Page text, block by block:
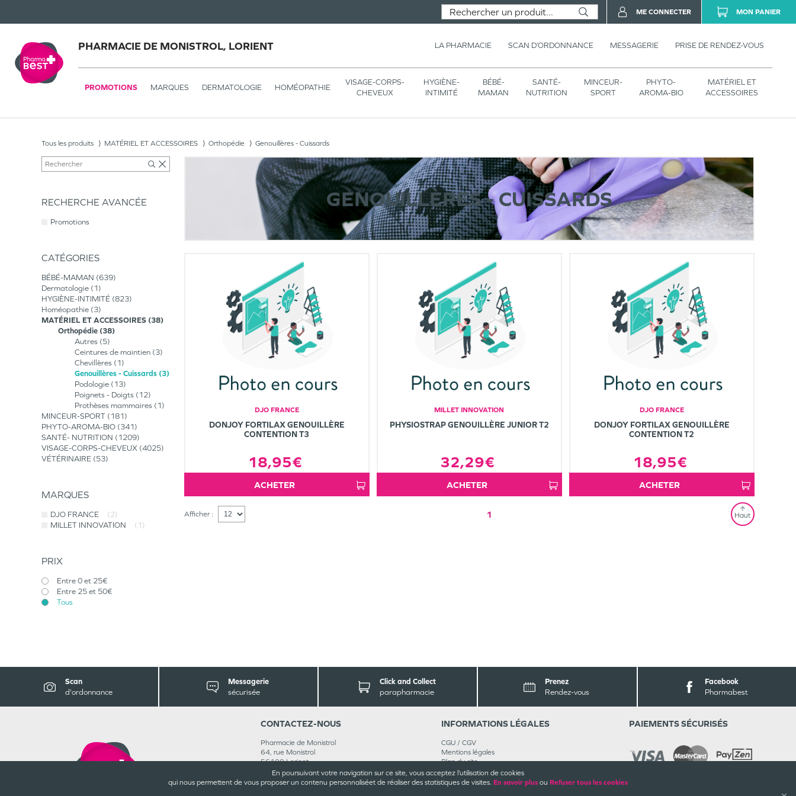
En poursuivant votre navigation sur ce site, vous acceptez l’utilisation de cookies
qui nous permettent de vous proposer un contenu personnaliséet de réaliser des statistiques de visites. En savoir plus ou Refuser tous les cookies
PHARMACIE DE MONISTROL, LORIENT LA PHARMACIE SCAN D’ORDONNANCE MESSAGERIE PRISE DE RENDEZ-VOUS
PROMOTIONS MARQUES DERMATOLOGIE HOMÉOPATHIE
VISAGE-CORPS-
CHEVEUX
HYGIÈNE-
INTIMITÉ
BÉBÉ-
MAMAN
SANTÉ-
NUTRITION
MINCEUR-
SPORT
PHYTO-
AROMA-BIO
MATÉRIEL ET
ACCESSOIRES
ME CONNECTER MON PANIER
Tous les produits MATÉRIEL ET ACCESSOIRES Orthopédie Genouillères - Cuissards
RECHERCHE AVANCÉE
Promotions
CATÉGORIES
BÉBÉ-MAMAN 639
Dermatologie
1
HYGIÈNE-INTIMITÉ 823
Homéopathie 3
MATÉRIEL ET ACCESSOIRES 38
Orthopédie 38
Autres
5
Ceintures de maintien 3
Chevillères
1
Genouillères - Cuissards 3
Podologie
13
Poignets - Doigts
12
Prothèses mammaires
1
MINCEUR-SPORT
181
PHYTO-AROMA-BIO 341
SANTÉ- NUTRITION
1209
VISAGE-CORPS-CHEVEUX 4025
VÉTÉRINAIRE 53
MARQUES
DJO FRANCE
(2)
MILLET INNOVATION
(1)
PRIX
Entre 0 et 25€
Entre 25 et 50€
Tous
GENOUILLÈRES - CUISSARDS
DJO FRANCE
DONJOY FORTILAX GENOUILLÈRE
CONTENTION T3
18,95€
ACHETER
MILLET INNOVATION
PHYSIOSTRAP GENOUILLÈRE JUNIOR T2
32,29€
ACHETER
DJO FRANCE
DONJOY FORTILAX GENOUILLÈRE
CONTENTION T2
18,95€
ACHETER
Afficher : 1 Haut
Scan
d'ordonnance
Messagerie
sécurisée
Click and Collect
parapharmacie
Prenez
Rendez-vous
Facebook
Pharmabest
CONTACTEZ-NOUS
Pharmacie de Monistrol
64, rue Monistrol
56100 Lorient
02 97 37 32 19
Rejoignez-nous
INFORMATIONS LÉGALES
CGU / CGV
Mentions légales
Plan du site
Cookies et confidentialité
Rappels de produits
PAIEMENTS SÉCURISÉS